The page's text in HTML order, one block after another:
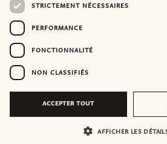
STRICTEMENT NÉCESSAIRES
PERFORMANCE
FONCTIONNALITÉ
NON CLASSIFIÉS
ACCEPTER TOUT
AFFICHER LES